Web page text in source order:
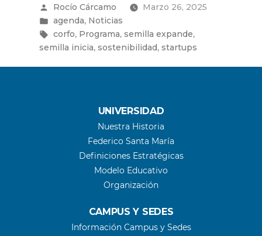
abren
convocatoria
para
IV
del
Operación
en
Startups”
Publicado
por
Rocío Cárcamo Marzo 26, 2025
Publicado
en
agenda, Noticias
Etiquetas:
corfo, Programa, semilla expande,
semilla inicia, sostenibilidad, startups
UNIVERSIDAD
Nuestra Historia
Federico Santa María
Definiciones Estratégicas
Modelo Educativo
Organización
CAMPUS Y SEDES
Información Campus y Sedes